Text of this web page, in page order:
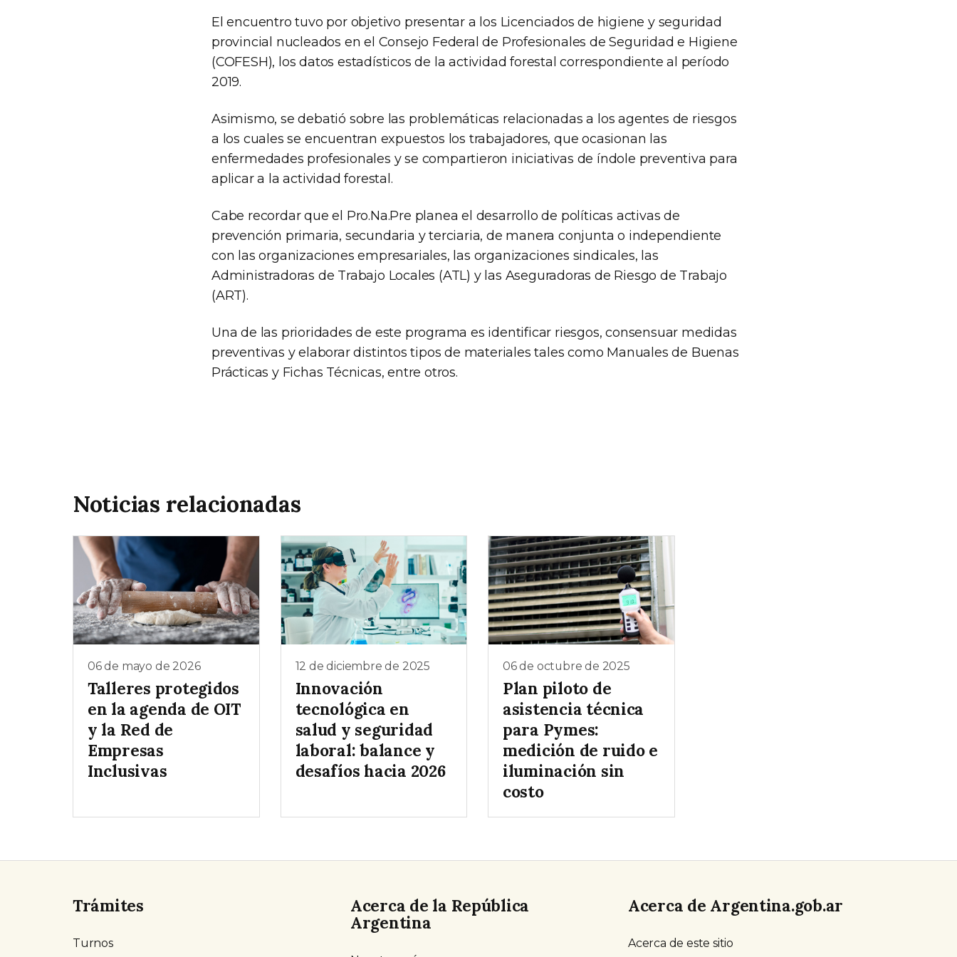
El encuentro tuvo por objetivo presentar a los Licenciados de higiene y seguridad
provincial nucleados en el Consejo Federal de Profesionales de Seguridad e Higiene
(COFESH), los datos estadísticos de la actividad forestal correspondiente al período
2019.
Asimismo, se debatió sobre las problemáticas relacionadas a los agentes de riesgos
a los cuales se encuentran expuestos los trabajadores, que ocasionan las
enfermedades profesionales y se compartieron iniciativas de índole preventiva para
aplicar a la actividad forestal.
Cabe recordar que el Pro.Na.Pre planea el desarrollo de políticas activas de
prevención primaria, secundaria y terciaria, de manera conjunta o independiente
con las organizaciones empresariales, las organizaciones sindicales, las
Administradoras de Trabajo Locales (ATL) y las Aseguradoras de Riesgo de Trabajo
(ART).
Una de las prioridades de este programa es identificar riesgos, consensuar medidas
preventivas y elaborar distintos tipos de materiales tales como Manuales de Buenas
Prácticas y Fichas Técnicas, entre otros.
Noticias relacionadas
06 de mayo de 2026
Talleres protegidos
en la agenda de OIT
y la Red de
Empresas
Inclusivas
12 de diciembre de 2025
Innovación
tecnológica en
salud y seguridad
laboral: balance y
desafíos hacia 2026
06 de octubre de 2025
Plan piloto de
asistencia técnica
para Pymes:
medición de ruido e
iluminación sin
costo
Trámites
Turnos
Acerca de la República
Argentina
Acerca de Argentina.gob.ar
Acerca de este sitio